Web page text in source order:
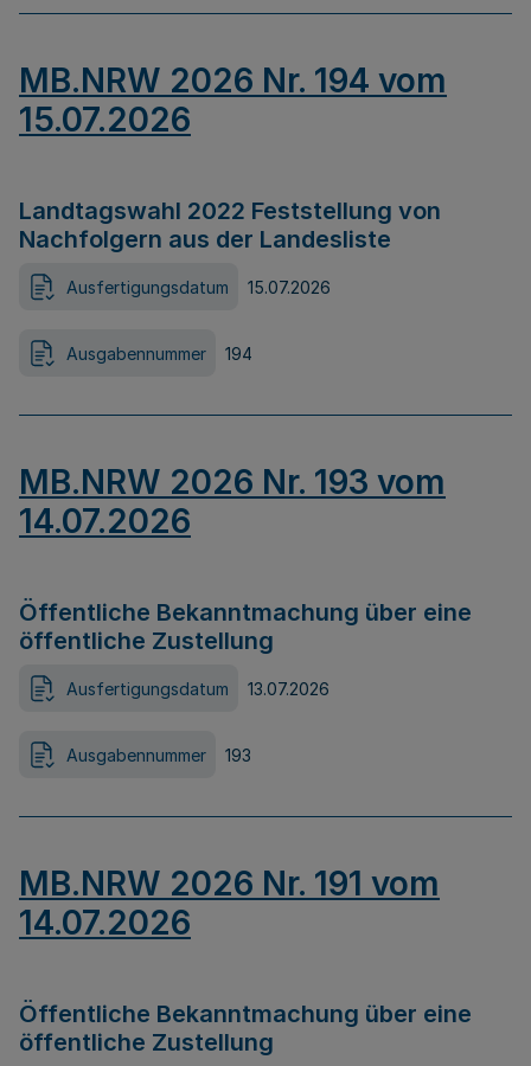
MB.NRW 2026 Nr. 194 vom
15.07.2026
Landtagswahl 2022 Feststellung von
Nachfolgern aus der Landesliste
Ausfertigungsdatum 15.07.2026
Ausgabennummer 194
MB.NRW 2026 Nr. 193 vom
14.07.2026
Öffentliche Bekanntmachung über eine
öffentliche Zustellung
Ausfertigungsdatum 13.07.2026
Ausgabennummer 193
MB.NRW 2026 Nr. 191 vom
14.07.2026
Öffentliche Bekanntmachung über eine
öffentliche Zustellung